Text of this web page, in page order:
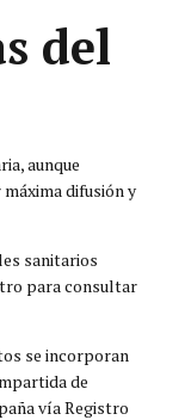
del
aunque
difusión y
sanitarios
para consultar
se incorporan
de
vía Registro